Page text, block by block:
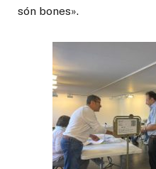
són bones».